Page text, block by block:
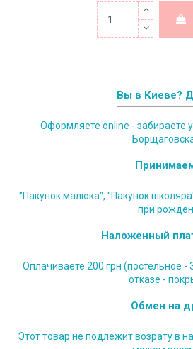
Вы в Киеве?
Оформляете online - забираете
"Пакунок малюка", "Пакунок
при
Наложенный
Оплачиваете 200 грн (постельное -
отказе -
Обмен на
Этот товар не подлежит возрату в